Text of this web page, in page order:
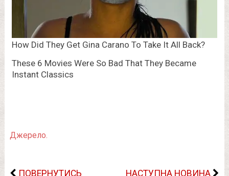
Джерело.
ПОВЕРНУТИСЬ
НАСТУПНА НОВИНА